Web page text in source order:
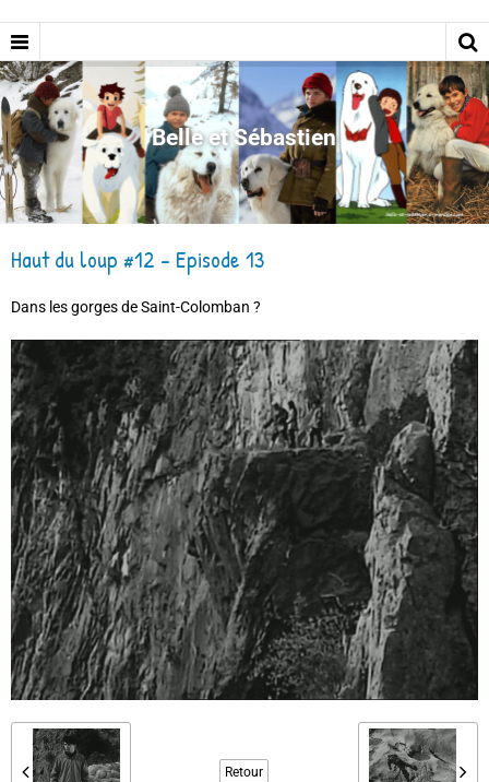
Belle et Sébastien
Haut du loup #12 - Episode 13
Dans les gorges de Saint-Colomban ?
Retour